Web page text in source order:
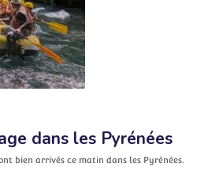
dans les Pyrénées
bien arrivés ce matin dans les Pyrénées.